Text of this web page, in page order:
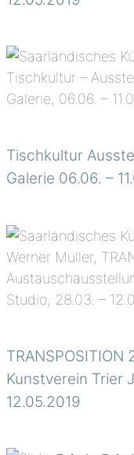
Tischkultur
Galerie 06.06. –
Kunstverein Trier
12.05.2019